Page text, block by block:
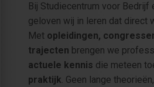
Bij Studiecentrum voor Bedrijf
geloven wij in leren dat direct
Met opleidingen,
trajecten brengen we
actuele kennis die meteen
praktijk. Geen lange